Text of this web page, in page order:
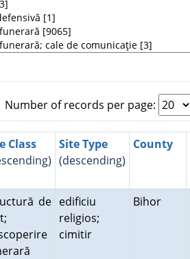
Number of records per page:
Class
Site Type
(descending)
County
de edificiu
religios;
cimitir
Bihor